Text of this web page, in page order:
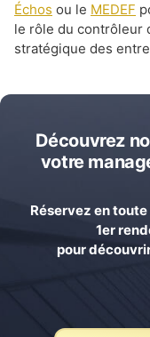
Échos ou le MEDEF
le rôle du contrôleur
stratégique des
Découvrez
votre
Réservez en
1er
pour